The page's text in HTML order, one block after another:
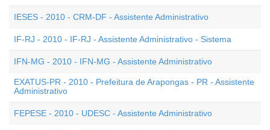
IESES - 2010 - CRM-DF - Assistente Administrativo
IF-RJ - 2010 - IF-RJ - Assistente Administrativo - Sistema
IFN-MG - 2010 - IFN-MG - Assistente Administrativo
EXATUS-PR - 2010 - Prefeitura de Arapongas - PR - Assistente
Administrativo
FEPESE - 2010 - UDESC - Assistente Administrativo